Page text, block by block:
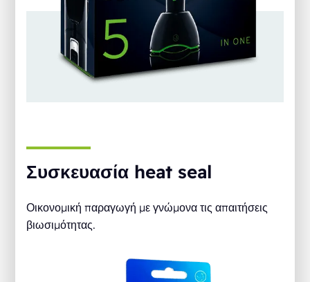
Συσκευασία heat seal
Οικονομική παραγωγή με γνώμονα τις απαιτήσεις
βιωσιμότητας.